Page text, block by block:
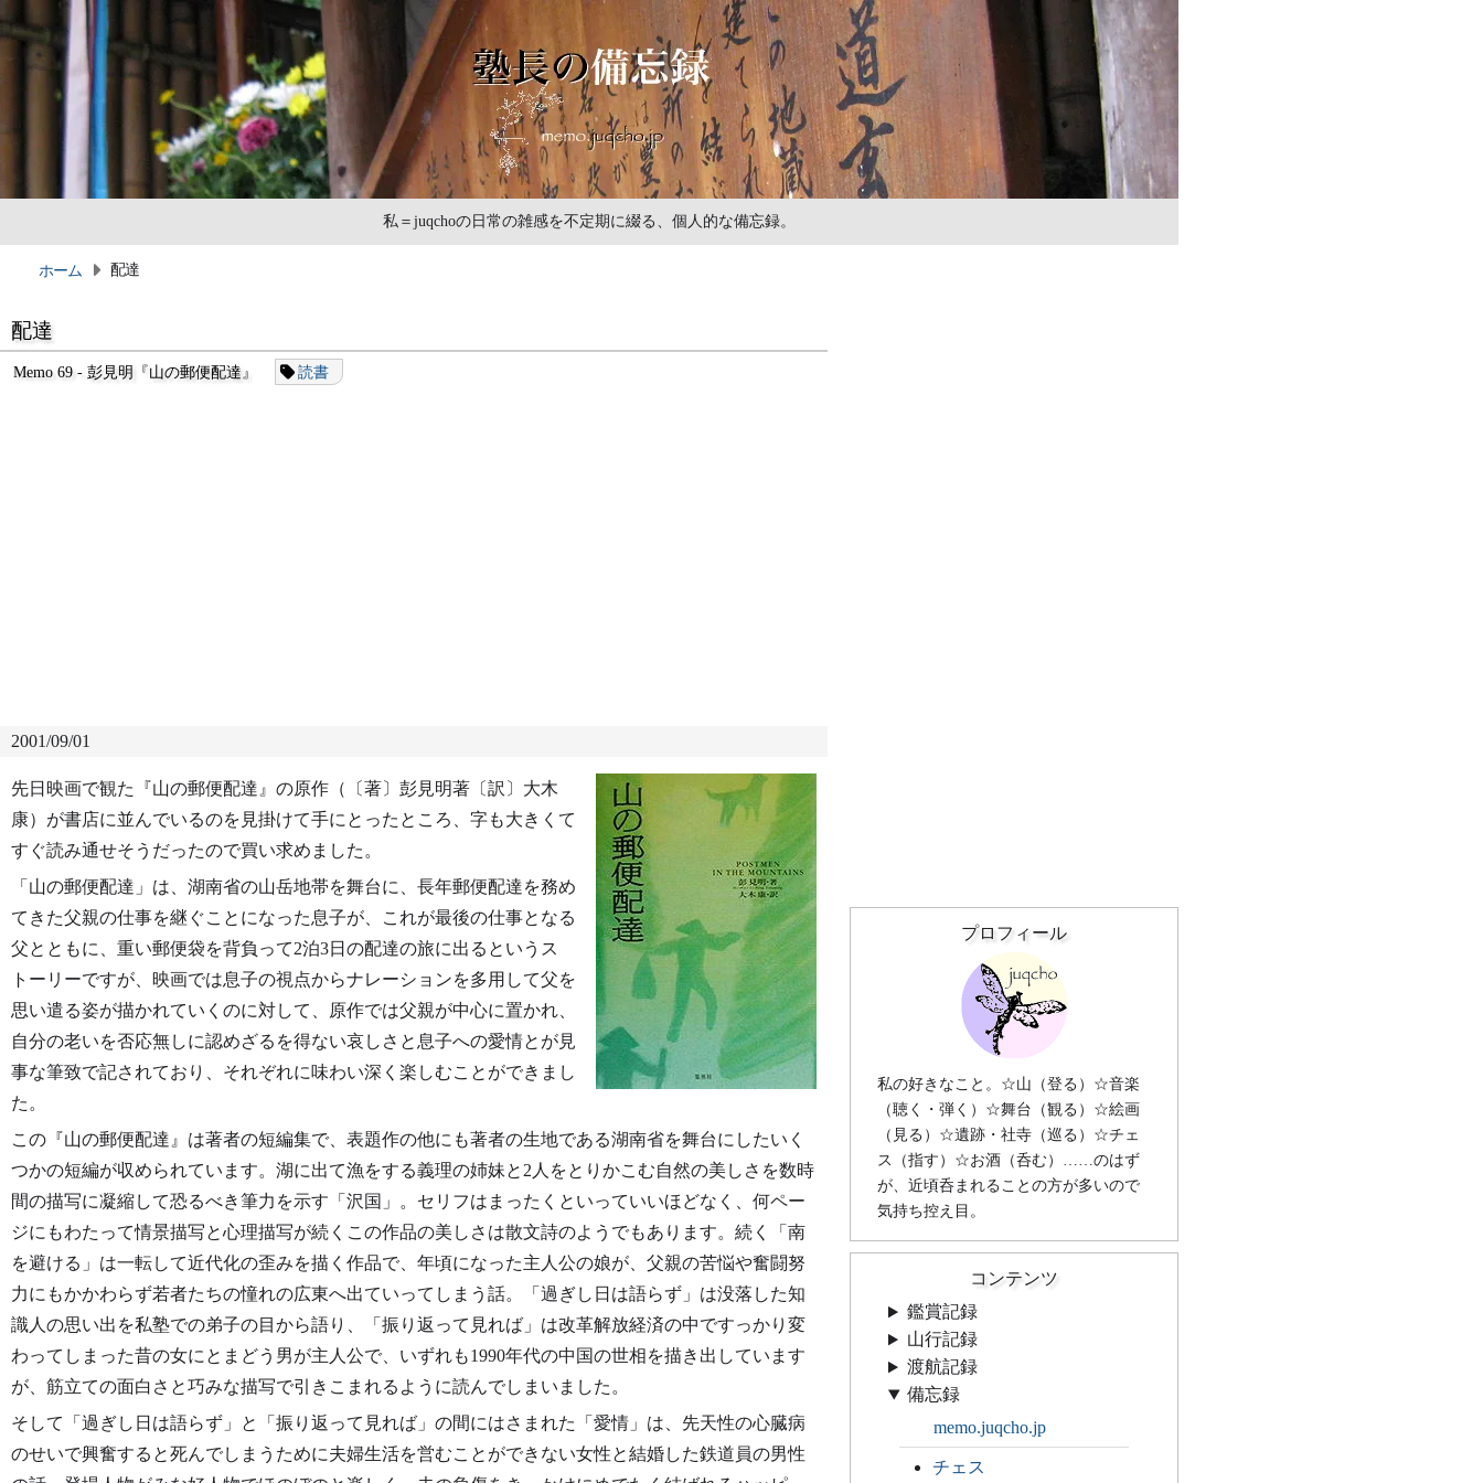
私＝juqchoの日常の雑感を不定期に綴る、個人的な備忘録。
ホーム 配達
配達
Memo 69 - 彭見明『山の郵便配達』 読書
2001/09/01
先日映画で観た『山の郵便配達』の原作（〔著〕彭見明著〔訳〕大木
康）が書店に並んでいるのを見掛けて手にとったところ、字も大きくて
すぐ読み通せそうだったので買い求めました。
「山の郵便配達」は、湖南省の山岳地帯を舞台に、長年郵便配達を務め
てきた父親の仕事を継ぐことになった息子が、これが最後の仕事となる
父とともに、重い郵便袋を背負って2泊3日の配達の旅に出るというス
トーリーですが、映画では息子の視点からナレーションを多用して父を
思い遣る姿が描かれていくのに対して、原作では父親が中心に置かれ、
自分の老いを否応無しに認めざるを得ない哀しさと息子への愛情とが見
事な筆致で記されており、それぞれに味わい深く楽しむことができまし
た。
この『山の郵便配達』は著者の短編集で、表題作の他にも著者の生地である湖南省を舞台にしたいく
つかの短編が収められています。湖に出て漁をする義理の姉妹と2人をとりかこむ自然の美しさを数時
間の描写に凝縮して恐るべき筆力を示す「沢国」。セリフはまったくといっていいほどなく、何ペー
ジにもわたって情景描写と心理描写が続くこの作品の美しさは散文詩のようでもあります。続く「南
を避ける」は一転して近代化の歪みを描く作品で、年頃になった主人公の娘が、父親の苦悩や奮闘努
力にもかかわらず若者たちの憧れの広東へ出ていってしまう話。「過ぎし日は語らず」は没落した知
識人の思い出を私塾での弟子の目から語り、「振り返って見れば」は改革解放経済の中ですっかり変
わってしまった昔の女にとまどう男が主人公で、いずれも1990年代の中国の世相を描き出しています
が、筋立ての面白さと巧みな描写で引きこまれるように読んでしまいました。
そして「過ぎし日は語らず」と「振り返って見れば」の間にはさまれた「愛情」は、先天性の心臓病
のせいで興奮すると死んでしまうために夫婦生活を営むことができない女性と結婚した鉄道員の男性
プロフィール
私の好きなこと。☆山（登る）☆音楽
（聴く・弾く）☆舞台（観る）☆絵画
（見る）☆遺跡・社寺（巡る）☆チェ
ス（指す）☆お酒（呑む）……のはず
が、近頃呑まれることの方が多いので
気持ち控え目。
コンテンツ
鑑賞記録
山行記録
渡航記録
備忘録
memo.juqcho.jp
チェス